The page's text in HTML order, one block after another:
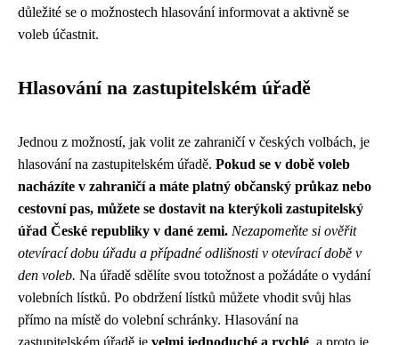
důležité se o možnostech hlasování informovat a aktivně se
voleb účastnit.
Hlasování na zastupitelském úřadě
Jednou z možností, jak volit ze zahraničí v českých volbách, je
hlasování na zastupitelském úřadě. Pokud se v době voleb
nacházíte v zahraničí a máte platný občanský průkaz nebo
cestovní pas, můžete se dostavit na kterýkoli zastupitelský
úřad České republiky v dané zemi. Nezapomeňte si ověřit
otevírací dobu úřadu a případné odlišnosti v otevírací době v
den voleb. Na úřadě sdělíte svou totožnost a požádáte o vydání
volebních lístků. Po obdržení lístků můžete vhodit svůj hlas
přímo na místě do volební schránky. Hlasování na